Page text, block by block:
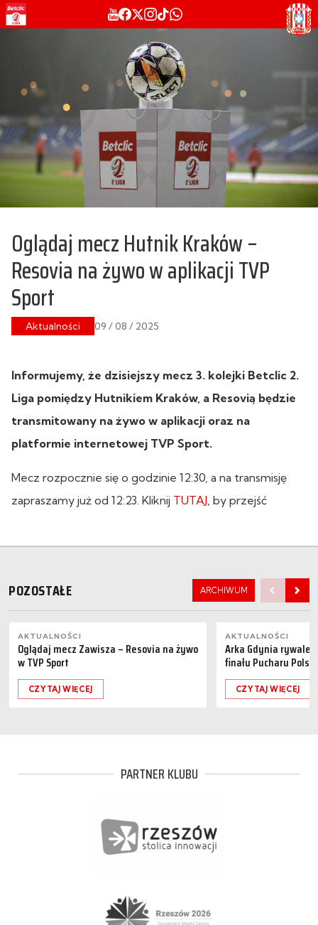
Oglądaj mecz Hutnik Kraków –
Resovia na żywo w aplikacji TVP
Sport
Aktualności 09 / 08 / 2025
Informujemy, że dzisiejszy mecz 3. kolejki Betclic 2.
Liga pomiędzy Hutnikiem Kraków, a Resovią będzie
transmitowany na żywo w aplikacji oraz na
platformie internetowej TVP Sport.
Mecz rozpocznie się o godzinie 12:30, a na transmisję
zapraszamy już od 12:23. Kliknij TUTAJ , by przejść
POZOSTAŁE ARCHIWUM
AKTUALNOŚCI
Oglądaj mecz Zawisza – Resovia na żywo
w TVP Sport
CZYTAJ WIĘCEJ
AKTUALNOŚCI
Arka Gdynia
finału Pucharu Polski
CZYTAJ WIĘCEJ
PARTNER KLUBU